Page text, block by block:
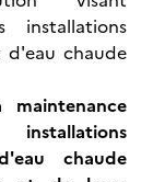
installations
d'eau chaude
chaude